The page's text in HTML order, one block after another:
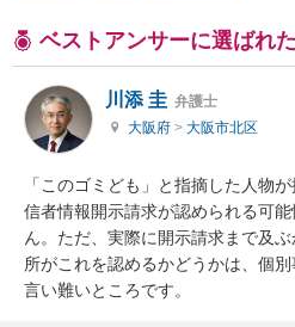
ベストアンサーに選ばれ
川添 圭 弁護士
大阪府 > 大阪市北区
「このゴミども」と指摘した人物
信者情報開示請求が認められる可
ん。ただ、実際に開示請求まで及
所がこれを認めるかどうかは、個
言い難いところです。